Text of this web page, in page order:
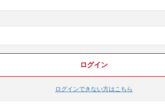
ログイン
ログインできない方はこちら